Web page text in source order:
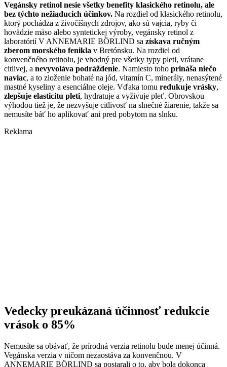
Vegánsky retinol nesie všetky benefity klasického retinolu, ale
bez týchto nežiaducich účinkov. Na rozdiel od klasického retinolu,
ktorý pochádza z živočíšnych zdrojov, ako sú vajcia, ryby či
hovädzie mäso alebo syntetickej výroby, vegánsky retinol z
laboratórií V ANNEMARIE BÖRLIND sa získava ručným
zberom morského fenikla v Bretónsku. Na rozdiel od
konvenčného retinolu, je vhodný pre všetky typy pleti, vrátane
citlivej, a nevyvoláva podráždenie. Namiesto toho prináša niečo
naviac, a to zloženie bohaté na jód, vitamín C, minerály, nenasýtené
mastné kyseliny a esenciálne oleje. Vďaka tomu redukuje vrásky,
zlepšuje elasticitu pleti, hydratuje a vyživuje pleť. Obrovskou
výhodou tiež je, že nezvyšuje citlivosť na slnečné žiarenie, takže sa
nemusíte báť ho aplikovať ani pred pobytom na slnku.
Reklama
Vedecky preukázaná účinnosť redukcie
vrások o 85%
Nemusíte sa obávať, že prírodná verzia retinolu bude menej účinná.
Vegánska verzia v ničom nezaostáva za konvenčnou. V
ANNEMARIE BÖRLIND sa postarali o to, aby bola dokonca